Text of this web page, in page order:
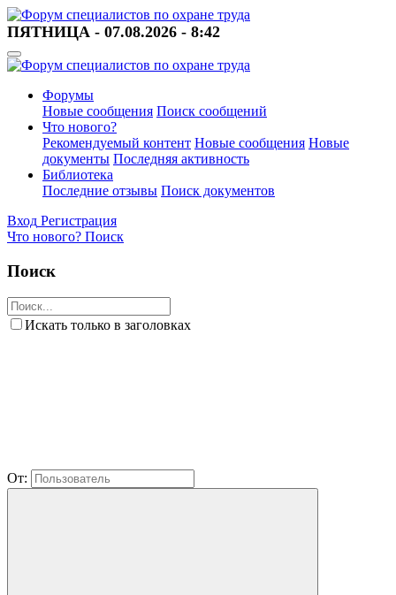
ПЯТНИЦА - 07.08.2026 - 8:42
Форумы
Новые сообщения Поиск сообщений
Что нового?
Рекомендуемый контент Новые сообщения Новые
документы Последняя активность
Библиотека
Последние отзывы Поиск документов
Вход Регистрация
Что нового? Поиск
Поиск
Искать только в заголовках
От: